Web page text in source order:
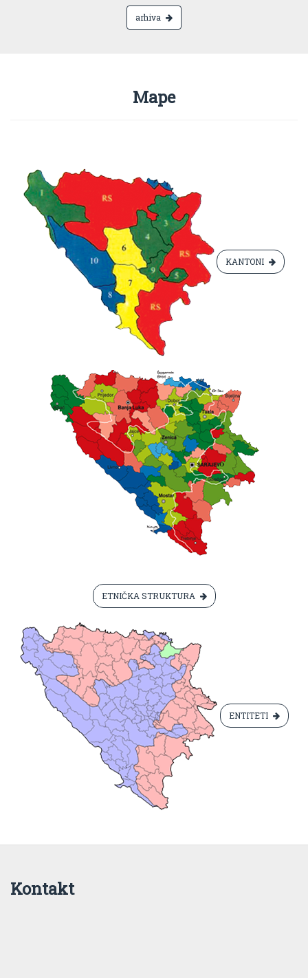
arhiva
Mape
KANTONI
ETNIČKA STRUKTURA
ENTITETI
Kontakt